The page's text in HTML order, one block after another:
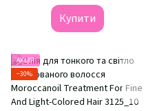
Купити
АКЦІЯ
−30%